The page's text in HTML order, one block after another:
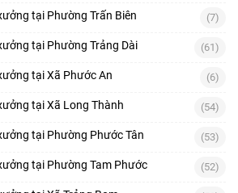
tại Phường Trấn Biên (7)
tại Phường Trảng Dài (61)
tại Xã Phước An (6)
tại Xã Long Thành (54)
tại Phường Phước Tân (53)
tại Phường Tam Phước (52)